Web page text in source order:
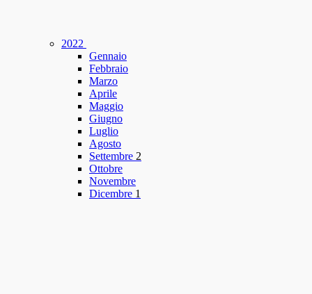
2022
Gennaio
Febbraio
Marzo
Aprile
Maggio
Giugno
Luglio
Agosto
Settembre 2
Ottobre
Novembre
Dicembre 1